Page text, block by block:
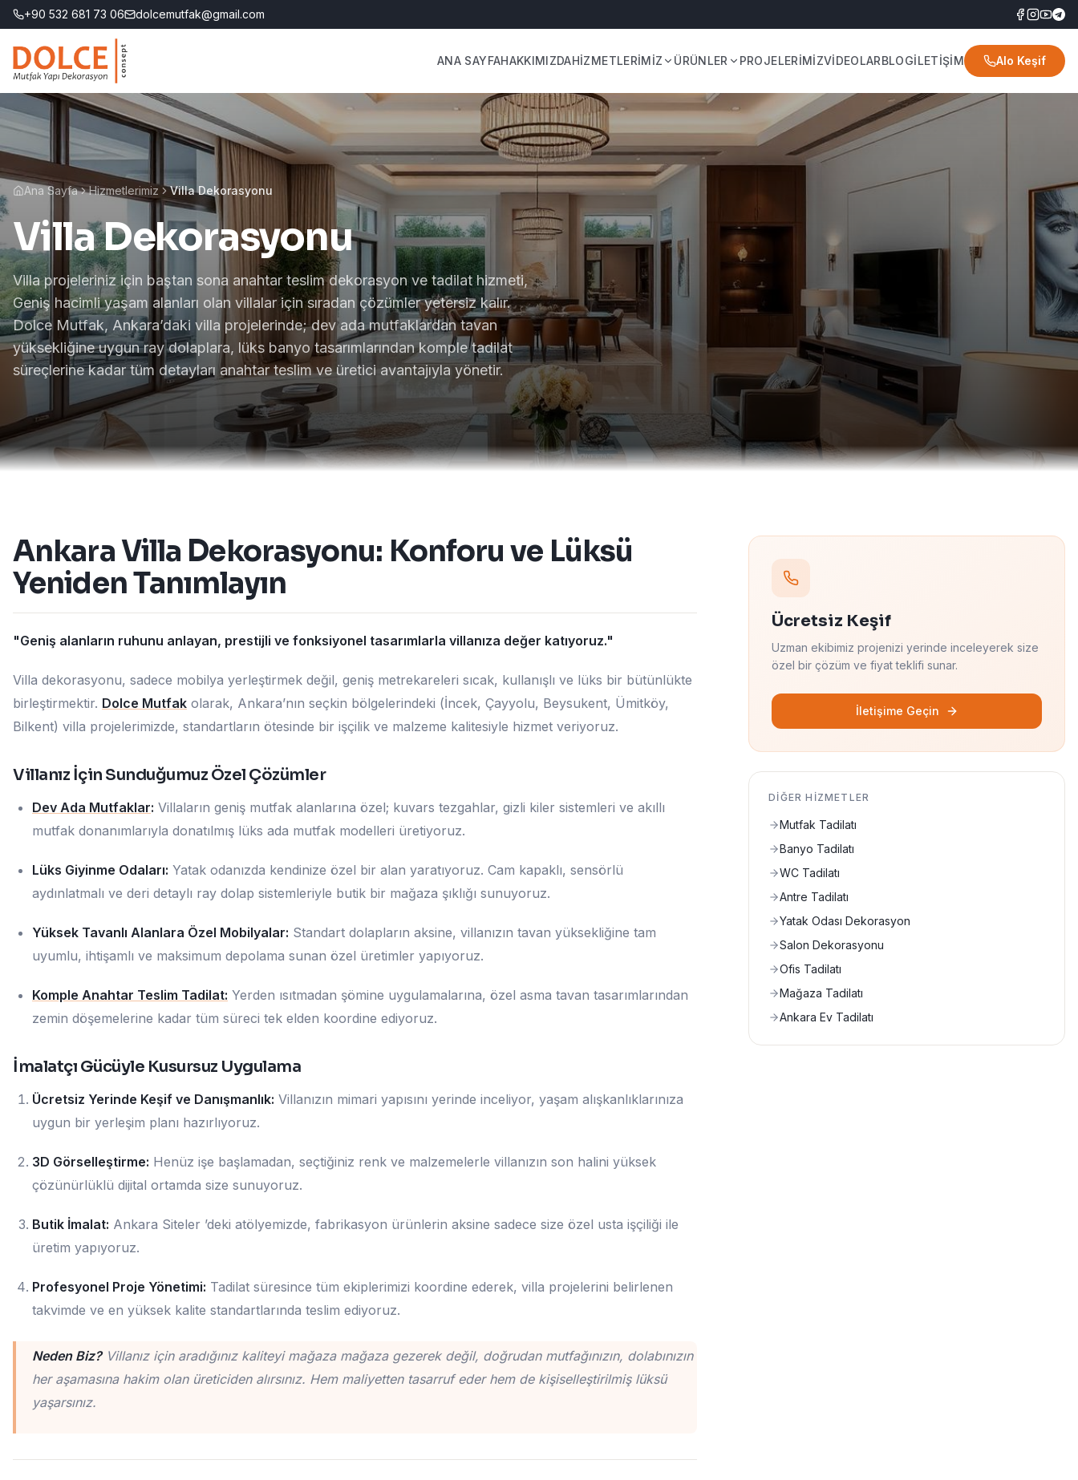
+90 532 681 73 06 dolcemutfak@gmail.com
ANA SAYFAHAKKIMIZDAHİZMETLERİMİZ ÜRÜNLER PROJELERİMİZVİDEOLARBLOGİLETİŞİM Alo Keşif
Ana Sayfa Hizmetlerimiz Villa Dekorasyonu
Villa Dekorasyonu
Villa projeleriniz için baştan sona anahtar teslim dekorasyon ve tadilat hizmeti,
Geniş hacimli yaşam alanları olan villalar için sıradan çözümler yetersiz kalır.
Dolce Mutfak, Ankara’daki villa projelerinde; dev ada mutfaklardan tavan
yüksekliğine uygun ray dolaplara, lüks banyo tasarımlarından komple tadilat
süreçlerine kadar tüm detayları anahtar teslim ve üretici avantajıyla yönetir.
Ankara Villa Dekorasyonu: Konforu ve Lüksü
Yeniden Tanımlayın
"Geniş alanların ruhunu anlayan, prestijli ve fonksiyonel tasarımlarla villanıza değer katıyoruz."
Villa dekorasyonu, sadece mobilya yerleştirmek değil, geniş metrekareleri sıcak, kullanışlı ve lüks bir bütünlükte
birleştirmektir. Dolce Mutfak olarak, Ankara’nın seçkin bölgelerindeki (İncek, Çayyolu, Beysukent, Ümitköy,
Bilkent) villa projelerimizde, standartların ötesinde bir işçilik ve malzeme kalitesiyle hizmet veriyoruz.
Villanız İçin Sunduğumuz Özel Çözümler
Dev Ada Mutfaklar: Villaların geniş mutfak alanlarına özel; kuvars tezgahlar, gizli kiler sistemleri ve akıllı
mutfak donanımlarıyla donatılmış lüks ada mutfak modelleri üretiyoruz.
Lüks Giyinme Odaları: Yatak odanızda kendinize özel bir alan yaratıyoruz. Cam kapaklı, sensörlü
aydınlatmalı ve deri detaylı ray dolap sistemleriyle butik bir mağaza şıklığı sunuyoruz.
Yüksek Tavanlı Alanlara Özel Mobilyalar: Standart dolapların aksine, villanızın tavan yüksekliğine tam
uyumlu, ihtişamlı ve maksimum depolama sunan özel üretimler yapıyoruz.
Komple Anahtar Teslim Tadilat: Yerden ısıtmadan şömine uygulamalarına, özel asma tavan tasarımlarından
zemin döşemelerine kadar tüm süreci tek elden koordine ediyoruz.
İmalatçı Gücüyle Kusursuz Uygulama
Ücretsiz Yerinde Keşif ve Danışmanlık: Villanızın mimari yapısını yerinde inceliyor, yaşam alışkanlıklarınıza
uygun bir yerleşim planı hazırlıyoruz.
3D Görselleştirme: Henüz işe başlamadan, seçtiğiniz renk ve malzemelerle villanızın son halini yüksek
çözünürlüklü dijital ortamda size sunuyoruz.
Butik İmalat: Ankara Siteler ’deki atölyemizde, fabrikasyon ürünlerin aksine sadece size özel usta işçiliği ile
üretim yapıyoruz.
Profesyonel Proje Yönetimi: Tadilat süresince tüm ekiplerimizi koordine ederek, villa projelerini belirlenen
takvimde ve en yüksek kalite standartlarında teslim ediyoruz.
Neden Biz?Villanız için aradığınız kaliteyi mağaza mağaza gezerek değil, doğrudan mutfağınızın, dolabınızın
her aşamasına hakim olan üreticiden alırsınız. Hem maliyetten tasarruf eder hem de kişiselleştirilmiş lüksü
yaşarsınız.
Ücretsiz Keşif
Uzman ekibimiz projenizi yerinde inceleyerek size
özel bir çözüm ve fiyat teklifi sunar.
İletişime Geçin
DIĞER HIZMETLER
Mutfak Tadilatı
Banyo Tadilatı
WC Tadilatı
Antre Tadilatı
Yatak Odası Dekorasyon
Salon Dekorasyonu
Ofis Tadilatı
Mağaza Tadilatı
Ankara Ev Tadilatı